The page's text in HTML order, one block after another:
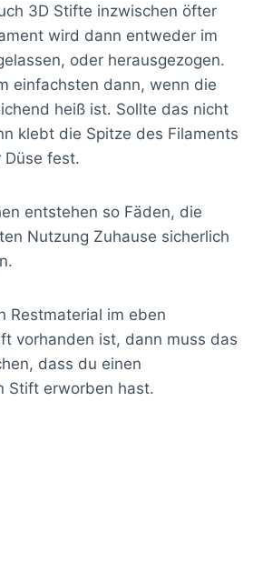
3D Stifte inzwischen öfter
wird dann entweder im
oder herausgezogen.
einfachsten dann, wenn die
heiß ist. Sollte das nicht
klebt die Spitze des Filaments
Düse fest.
entstehen so Fäden, die
Nutzung Zuhause sicherlich
Restmaterial im eben
vorhanden ist, dann muss das
dass du einen
Stift erworben hast.